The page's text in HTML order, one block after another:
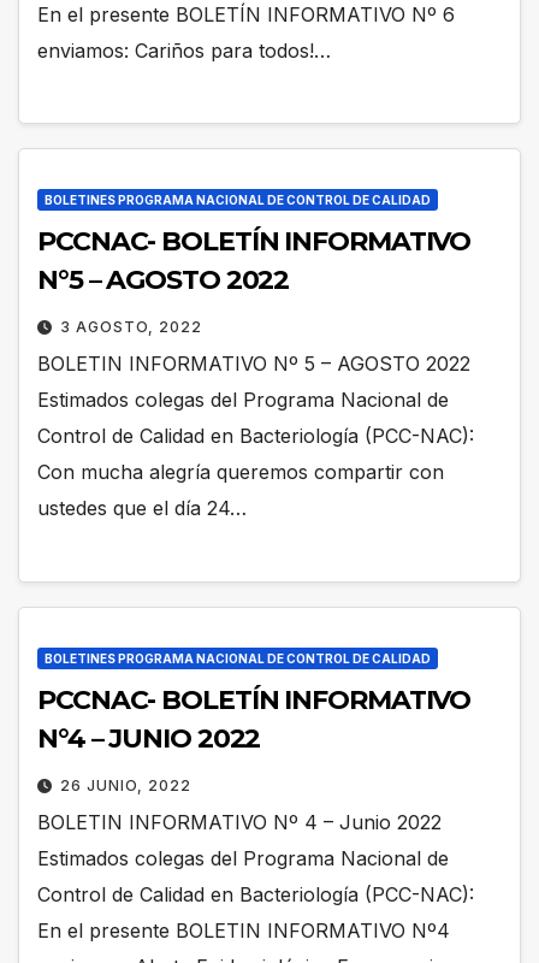
En el presente BOLETÍN INFORMATIVO Nº 6
enviamos: Cariños para todos!…
BOLETINES PROGRAMA NACIONAL DE CONTROL DE CALIDAD
PCCNAC- BOLETÍN INFORMATIVO
N°5 – AGOSTO 2022
3 AGOSTO, 2022
BOLETIN INFORMATIVO Nº 5 – AGOSTO 2022
Estimados colegas del Programa Nacional de
Control de Calidad en Bacteriología (PCC-NAC):
Con mucha alegría queremos compartir con
ustedes que el día 24…
BOLETINES PROGRAMA NACIONAL DE CONTROL DE CALIDAD
PCCNAC- BOLETÍN INFORMATIVO
N°4 – JUNIO 2022
26 JUNIO, 2022
BOLETIN INFORMATIVO Nº 4 – Junio 2022
Estimados colegas del Programa Nacional de
Control de Calidad en Bacteriología (PCC-NAC):
En el presente BOLETIN INFORMATIVO Nº4